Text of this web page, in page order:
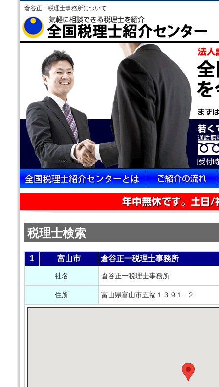
倉谷正一税理士事務所について
税理士検索
1 富山市 倉谷正一税理士事務所
社名 倉谷正一税理士事務所
住所 富山県富山市五福１３９１−２